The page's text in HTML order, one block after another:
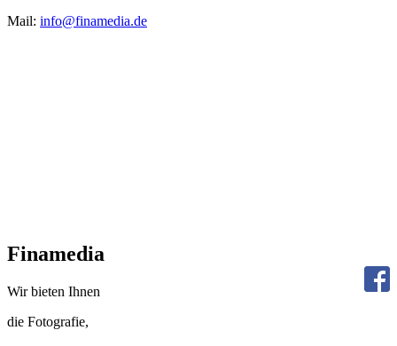
Mail: info@finamedia.de
Finamedia
Wir bieten Ihnen
die Fotografie,